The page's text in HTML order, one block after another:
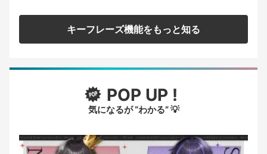
キーフレーズ機能をもっと知る
POP UP !
気になるが “わかる” 💡